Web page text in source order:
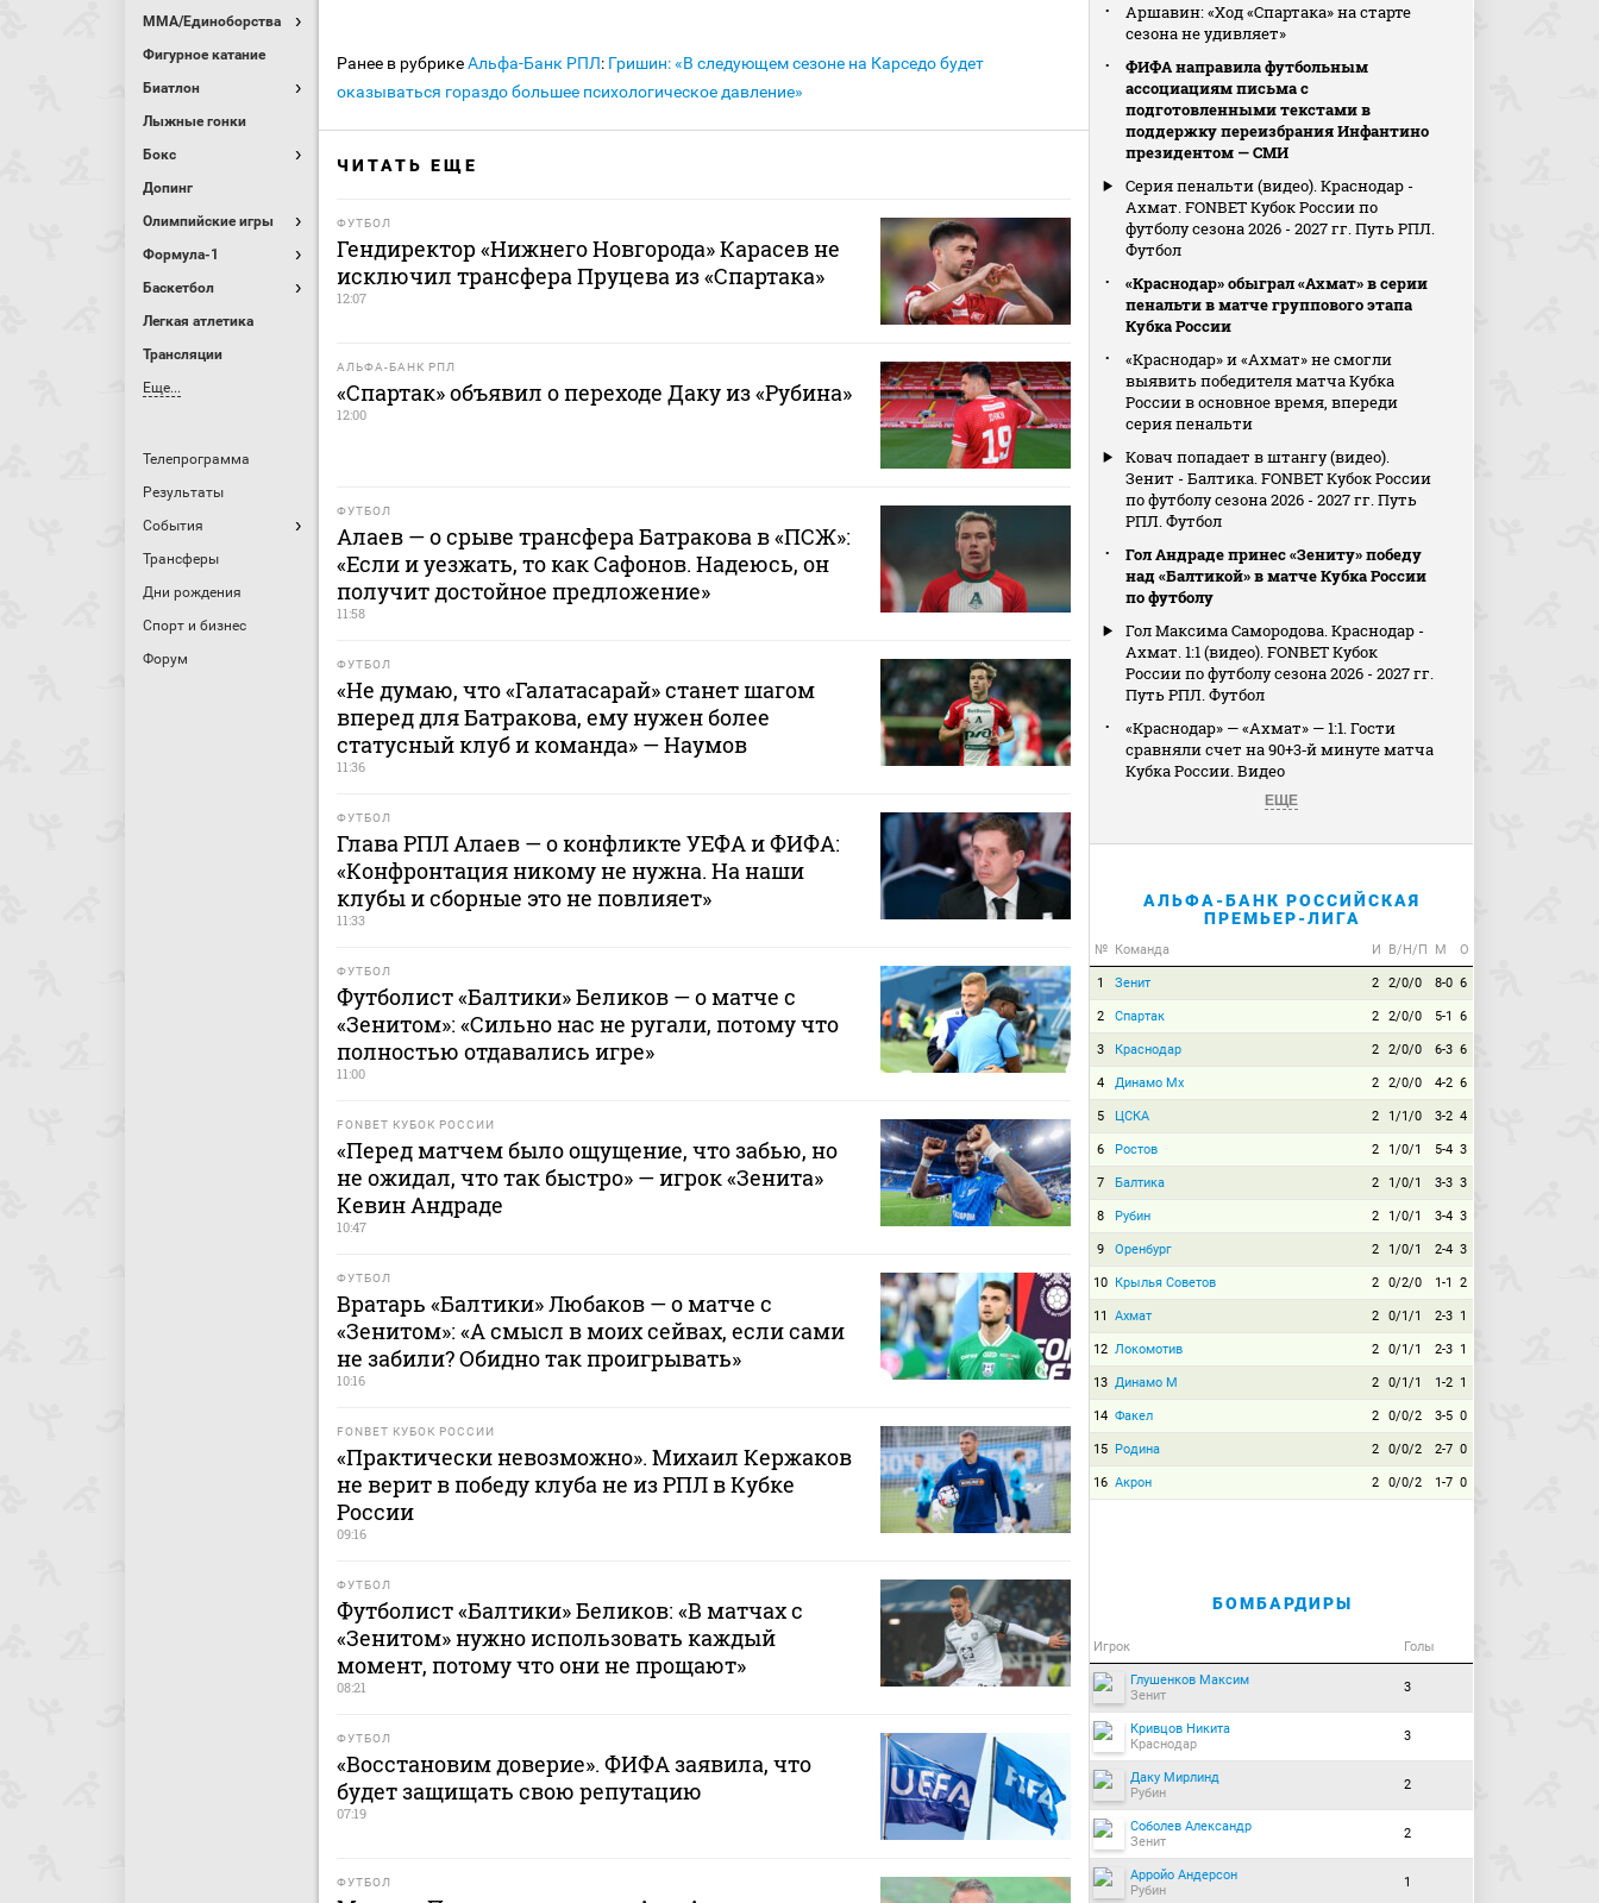
MMA/Единоборства
Фигурное катание
Биатлон
Лыжные гонки
Бокс
Допинг
Олимпийские игры
Формула-1
Баскетбол
Легкая атлетика
Трансляции
Еще...
Телепрограмма
Результаты
События
Трансферы
Дни рождения
Спорт и бизнес
Форум
Ранее в рубрикеАльфа-Банк РПЛ: Гришин: «В следующем сезоне на Карседо будет
оказываться гораздо большее психологическое давление»
ЧИТАТЬ ЕЩЕ
ФУТБОЛ
Гендиректор «Нижнего Новгорода» Карасев не
исключил трансфера Пруцева из «Спартака»
12:07
АЛЬФА-БАНК РПЛ
«Спартак» объявил о переходе Даку из «Рубина»
12:00
ФУТБОЛ
Алаев — о срыве трансфера Батракова в «ПСЖ»:
«Если и уезжать, то как Сафонов. Надеюсь, он
получит достойное предложение»
11:58
ФУТБОЛ
«Не думаю, что «Галатасарай» станет шагом
вперед для Батракова, ему нужен более
статусный клуб и команда» — Наумов
11:36
ФУТБОЛ
Глава РПЛ Алаев — о конфликте УЕФА и ФИФА:
«Конфронтация никому не нужна. На наши
клубы и сборные это не повлияет»
11:33
ФУТБОЛ
Футболист «Балтики» Беликов — о матче с
«Зенитом»: «Сильно нас не ругали, потому что
полностью отдавались игре»
11:00
FONBET КУБОК РОССИИ
«Перед матчем было ощущение, что забью, но
не ожидал, что так быстро» — игрок «Зенита»
Кевин Андраде
10:47
ФУТБОЛ
Вратарь «Балтики» Любаков — о матче с
«Зенитом»: «А смысл в моих сейвах, если сами
не забили? Обидно так проигрывать»
10:16
FONBET КУБОК РОССИИ
«Практически невозможно». Михаил Кержаков
не верит в победу клуба не из РПЛ в Кубке
России
09:16
ФУТБОЛ
Футболист «Балтики» Беликов: «В матчах с
«Зенитом» нужно использовать каждый
момент, потому что они не прощают»
08:21
ФУТБОЛ
«Восстановим доверие». ФИФА заявила, что
будет защищать свою репутацию
07:19
ФУТБОЛ
Аршавин: «Ход «Спартака» на старте
сезона не удивляет»
ФИФА направила футбольным
ассоциациям письма с
подготовленными текстами в
поддержку переизбрания Инфантино
президентом — СМИ
Серия пенальти (видео). Краснодар -
Ахмат. FONBET Кубок России по
футболу сезона 2026 - 2027 гг. Путь РПЛ.
Футбол
«Краснодар» обыграл «Ахмат» в серии
пенальти в матче группового этапа
Кубка России
«Краснодар» и «Ахмат» не смогли
выявить победителя матча Кубка
России в основное время, впереди
серия пенальти
Ковач попадает в штангу (видео).
Зенит - Балтика. FONBET Кубок России
по футболу сезона 2026 - 2027 гг. Путь
РПЛ. Футбол
Гол Андраде принес «Зениту» победу
над «Балтикой» в матче Кубка России
по футболу
Гол Максима Самородова. Краснодар -
Ахмат. 1:1 (видео). FONBET Кубок
России по футболу сезона 2026 - 2027 гг.
Путь РПЛ. Футбол
«Краснодар» — «Ахмат» — 1:1. Гости
сравняли счет на 90+3‑й минуте матча
Кубка России. Видео
ЕЩЕ
АЛЬФА-БАНК РОССИЙСКАЯ
ПРЕМЬЕР-ЛИГА
№ Команда И В/Н/П М О
1 Зенит 2 2/0/0 8-0 6
2 Спартак 2 2/0/0 5-1 6
3 Краснодар 2 2/0/0 6-3 6
4 Динамо Мх 2 2/0/0 4-2 6
5 ЦСКА 2 1/1/0 3-2 4
6 Ростов 2 1/0/1 5-4 3
7 Балтика 2 1/0/1 3-3 3
8 Рубин 2 1/0/1 3-4 3
9 Оренбург 2 1/0/1 2-4 3
10 Крылья Советов 2 0/2/0 1-1 2
11 Ахмат 2 0/1/1 2-3 1
12 Локомотив 2 0/1/1 2-3 1
13 Динамо М 2 0/1/1 1-2 1
14 Факел 2 0/0/2 3-5 0
15 Родина 2 0/0/2 2-7 0
16 Акрон 2 0/0/2 1-7 0
БОМБАРДИРЫ
Игрок Голы
Глушенков Максим
Зенит
3
Кривцов Никита
Краснодар
3
Даку Мирлинд
Рубин
2
Соболев Александр
Зенит
2
Арройо Андерсон
Рубин
1